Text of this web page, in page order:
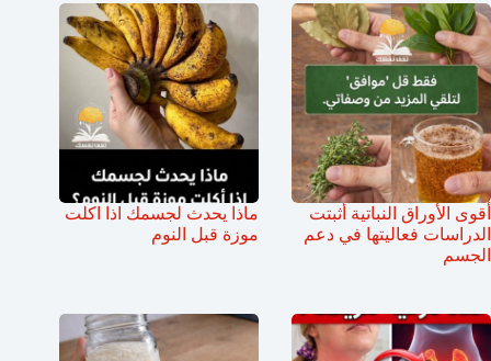
أقوى الأوراق النباتية أثبتت
الدراسات فعاليتها في دعم
الجسم
ماذا يحدث لجسمك اذا اكلت
موزة قبل النوم